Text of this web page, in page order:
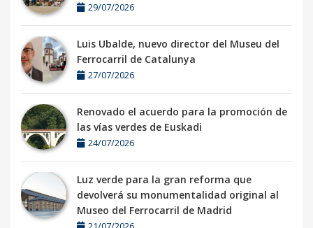
29/07/2026
Luis Ubalde, nuevo director del Museu del
Ferrocarril de Catalunya
27/07/2026
Renovado el acuerdo para la promoción de
las vías verdes de Euskadi
24/07/2026
Luz verde para la gran reforma que
devolverá su monumentalidad original al
Museo del Ferrocarril de Madrid